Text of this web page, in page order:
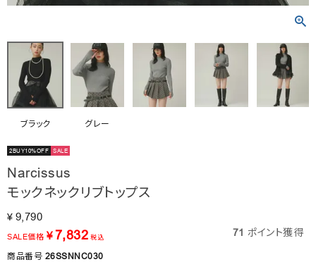
はじめてご利用の方へ
お問い合わせ
ブラック グレー
2BUY10%OFF SALE
Narcissus
モックネックリブトップス
¥ 9,790
SALE価格 ¥ 7,832 税込 71 ポイント獲得
商品番号 26SSNNC030